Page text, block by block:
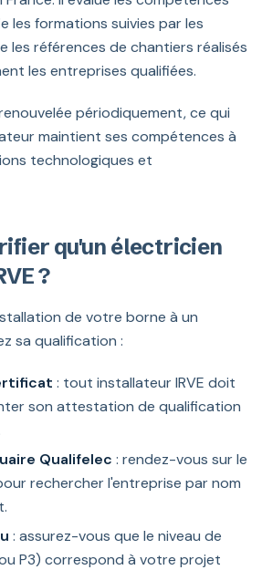
les formations suivies par les
les références de chantiers réalisés
les entreprises qualifiées.
périodiquement, ce qui
maintient ses compétences à
technologiques et
qu'un électricien
?
de votre borne à un
sa qualification :
: tout installateur IRVE doit
son attestation de qualification
Qualifelec : rendez-vous sur le
rechercher l'entreprise par nom
: assurez-vous que le niveau de
P3) correspond à votre projet